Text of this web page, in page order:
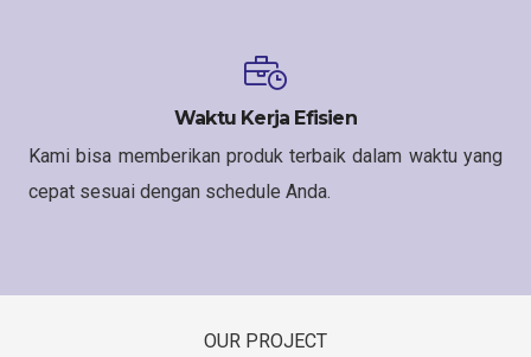
Waktu Kerja Efisien
Kami bisa memberikan produk terbaik dalam waktu yang
cepat sesuai dengan schedule Anda.
OUR PROJECT